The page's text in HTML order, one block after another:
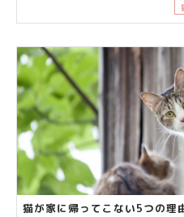
猫が家に帰ってこない5つの理